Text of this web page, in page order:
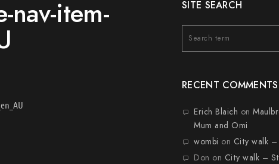
nav-item- SITE SEARCH
RECENT COMMENTS
Erich Blaich on
Mum and Omi
wombi on City walk
Don on City walk –